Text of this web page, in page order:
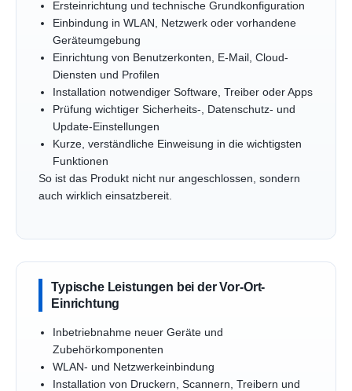
Ersteinrichtung und technische Grundkonfiguration
Einbindung in WLAN, Netzwerk oder vorhandene
Geräteumgebung
Einrichtung von Benutzerkonten, E-Mail, Cloud-
Diensten und Profilen
Installation notwendiger Software, Treiber oder Apps
Prüfung wichtiger Sicherheits-, Datenschutz- und
Update-Einstellungen
Kurze, verständliche Einweisung in die wichtigsten
Funktionen
So ist das Produkt nicht nur angeschlossen, sondern
auch wirklich einsatzbereit.
Typische Leistungen bei der Vor-Ort-
Einrichtung
Inbetriebnahme neuer Geräte und
Zubehörkomponenten
WLAN- und Netzwerkeinbindung
Installation von Druckern, Scannern, Treibern und